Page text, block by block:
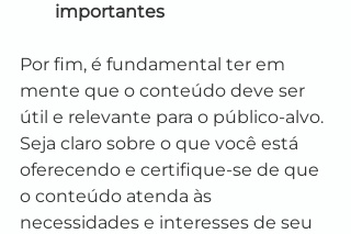
importantes
Por fim, é fundamental ter em
mente que o conteúdo deve ser
útil e relevante para o público-alvo.
Seja claro sobre o que você está
oferecendo e certifique-se de que
o conteúdo atenda às
necessidades e interesses de seu